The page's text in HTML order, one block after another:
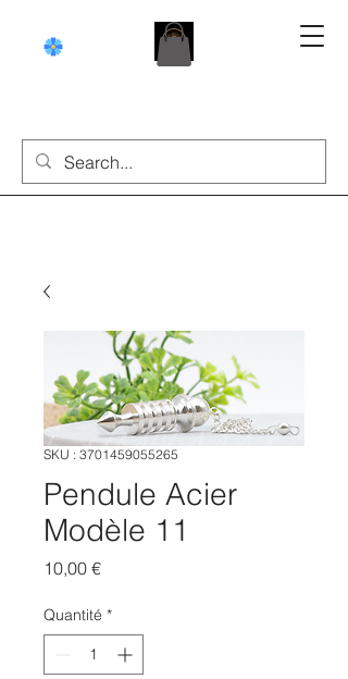
SKU : 3701459055265
Pendule Acier
Modèle 11
10,00 €Prix
Quantité *